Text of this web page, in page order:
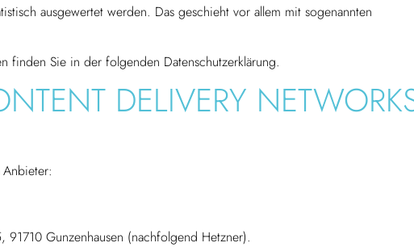
ausgewertet werden. Das geschieht vor allem mit sogenannten
finden Sie in der folgenden Datenschutzerklärung.
DELIVERY
Gunzenhausen (nachfolgend Hetzner).